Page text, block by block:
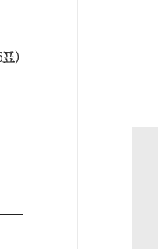
표)